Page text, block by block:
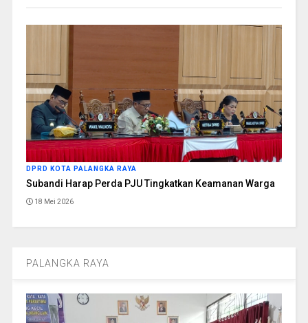
DPRD KOTA PALANGKA RAYA
Subandi Harap Perda PJU Tingkatkan Keamanan Warga
18 Mei 2026
PALANGKA RAYA